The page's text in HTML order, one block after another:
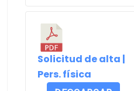
Solicitud de alta |
Pers. física